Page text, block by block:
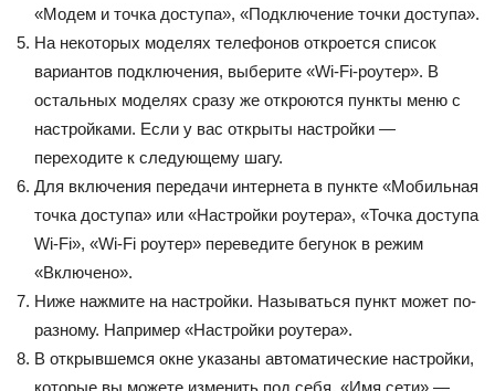
«Модем и точка доступа», «Подключение точки доступа».
На некоторых моделях телефонов откроется список
вариантов подключения, выберите «Wi-Fi-роутер». В
остальных моделях сразу же откроются пункты меню с
настройками. Если у вас открыты настройки —
переходите к следующему шагу.
Для включения передачи интернета в пункте «Мобильная
точка доступа» или «Настройки роутера», «Точка доступа
Wi-Fi», «Wi-Fi роутер» переведите бегунок в режим
«Включено».
Ниже нажмите на настройки. Называться пункт может по-
разному. Например «Настройки роутера».
В открывшемся окне указаны автоматические настройки,
которые вы можете изменить под себя. «Имя сети» —